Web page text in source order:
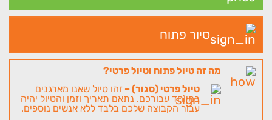
סיור פתוח
מה זה טיול פתוח וטיול פרטי?
טיול פרטי (סגור) – זהו טיול שאנו מארגנים
במיוחד עבורכם. נתאם תאריך וזמן והטיול יהיה
עבור הקבוצה שלכם בלבד ללא אנשים נוספים.